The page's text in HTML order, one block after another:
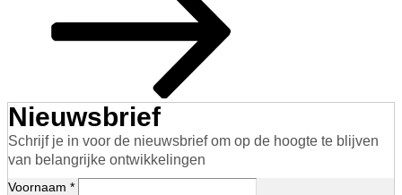
Nieuwsbrief
Schrijf je in voor de nieuwsbrief om op de hoogte te blijven
van belangrijke ontwikkelingen
Voornaam *